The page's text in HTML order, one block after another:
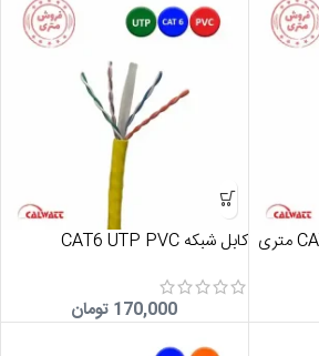
کابل شبکه CAT6 UTP PVC
170,000 تومان